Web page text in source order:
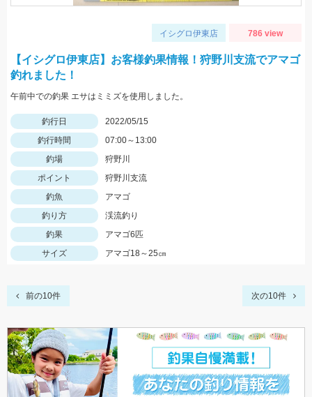
イシグロ伊東店 786 view
【イシグロ伊東店】お客様釣果情報！狩野川支流でアマゴ
釣れました！
午前中での釣果 エサはミミズを使用しました。
釣行日
2022/05/15
釣行時間
07:00～13:00
釣場
狩野川
ポイント
狩野川支流
釣魚
アマゴ
釣り方
渓流釣り
釣果
アマゴ6匹
サイズ
アマゴ18～25㎝
前の10件 次の10件